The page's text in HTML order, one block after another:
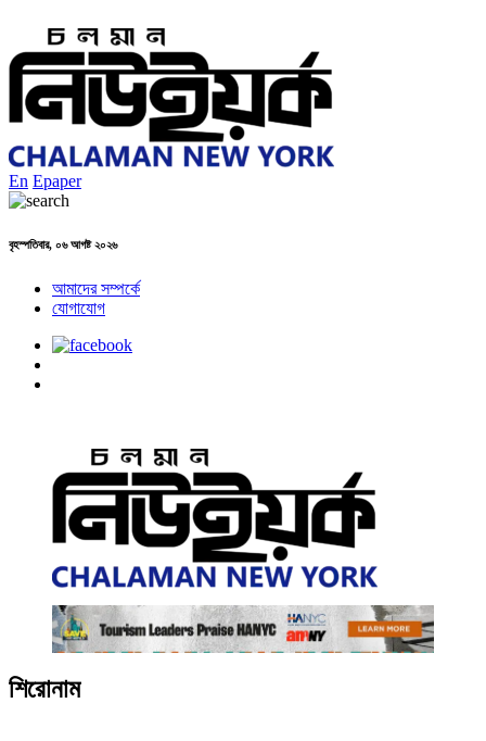
En Epaper
বৃহস্পতিবার, ০৬ আগষ্ট ২০২৬
আমাদের সম্পর্কে
যোগাযোগ
শিরোনাম